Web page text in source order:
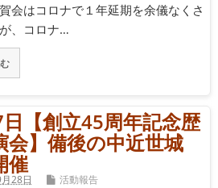
会はコロナで１年延期を余儀なくさ
、コロナ…
【創立45周年記念歴
会】備後の中近世城
28日 活動報告